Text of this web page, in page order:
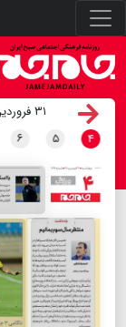
۳۱ فروردین ۱۴۰۱
۴ ۵ ۶